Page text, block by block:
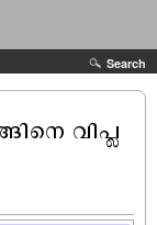
Search
വിപ്ല